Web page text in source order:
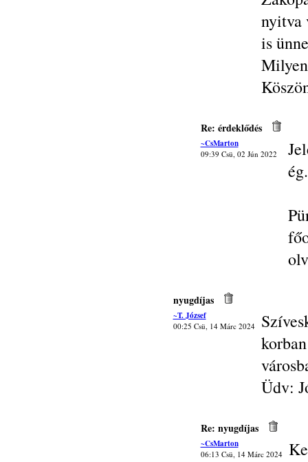
nyitva
is
Re: érdeklődés
~CsMarton
09:39 Csü, 02 Jún 2022
ég.
nyugdíjas
~T. József
00:25 Csü, 14 Márc 2024
Üdv:
Re: nyugdíjas
~CsMarton
06:13 Csü, 14 Márc 2024